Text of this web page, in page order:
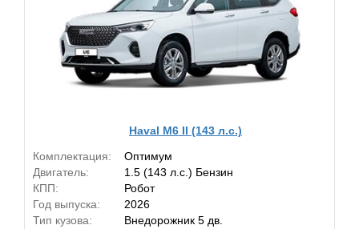
Haval M6 II (143 л.с.)
Комплектация:
Оптимум
Двигатель:
1.5 (143 л.с.) Бензин
КПП:
Робот
Год выпуска:
2026
Тип кузова:
Внедорожник 5 дв.